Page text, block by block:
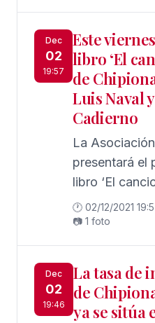
Dec
02
19:57
Este
libro ‘El
de
Luis Naval
Cadierno
La
presentará el
libro ‘El
Chipiona’
🕐 02/12/2021
📷 1 foto
Dec
02
19:46
La tasa de
de
ya se sitúa